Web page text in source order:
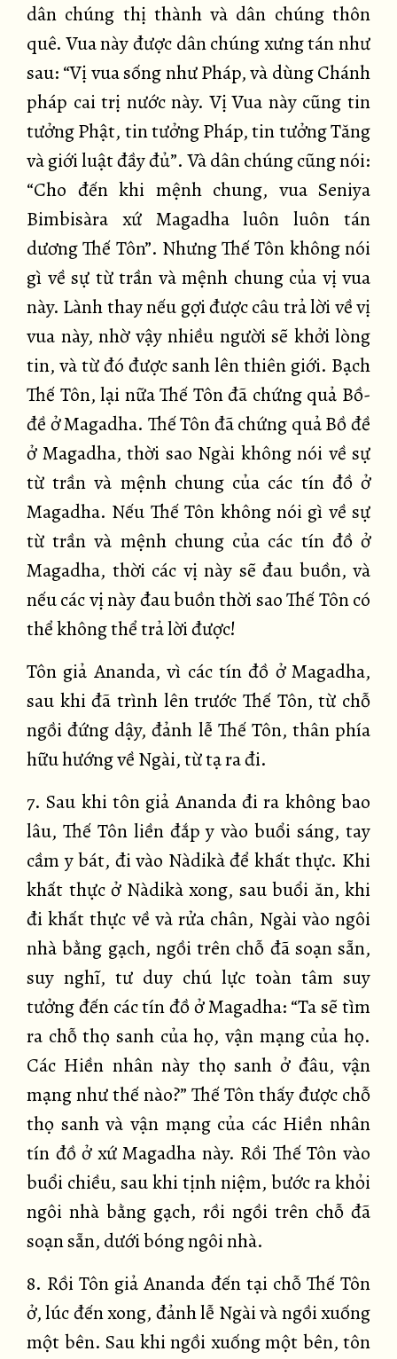
dân chúng thị thành và dân chúng thôn
quê. Vua này được dân chúng xưng tán như
sau: “Vị vua sống như Pháp, và dùng Chánh
pháp cai trị nước này. Vị Vua này cũng tin
tưởng Phật, tin tưởng Pháp, tin tưởng Tăng
và giới luật đầy đủ”. Và dân chúng cũng nói:
“Cho đến khi mệnh chung, vua Seniya
Bimbisàra xứ Magadha luôn luôn tán
dương Thế Tôn”. Nhưng Thế Tôn không nói
gì về sự từ trần và mệnh chung của vị vua
này. Lành thay nếu gợi được câu trả lời về vị
vua này, nhờ vậy nhiều người sẽ khởi lòng
tin, và từ đó được sanh lên thiên giới. Bạch
Thế Tôn, lại nữa Thế Tôn đã chứng quả Bồ-
đề ở Magadha. Thế Tôn đã chứng quả Bồ đề
ở Magadha, thời sao Ngài không nói về sự
từ trần và mệnh chung của các tín đồ ở
Magadha. Nếu Thế Tôn không nói gì về sự
từ trần và mệnh chung của các tín đồ ở
Magadha, thời các vị này sẽ đau buồn, và
nếu các vị này đau buồn thời sao Thế Tôn có
thể không thể trả lời được!
Tôn giả Ananda, vì các tín đồ ở Magadha,
sau khi đã trình lên trước Thế Tôn, từ chỗ
ngồi đứng dậy, đảnh lễ Thế Tôn, thân phía
hữu hướng về Ngài, từ tạ ra đi.
7. Sau khi tôn giả Ananda đi ra không bao
lâu, Thế Tôn liền đắp y vào buổi sáng, tay
cầm y bát, đi vào Nàdikà để khất thực. Khi
khất thực ở Nàdikà xong, sau buổi ăn, khi
đi khất thực về và rửa chân, Ngài vào ngôi
nhà bằng gạch, ngồi trên chỗ đã soạn sẵn,
suy nghĩ, tư duy chú lực toàn tâm suy
tưởng đến các tín đồ ở Magadha: “Ta sẽ tìm
ra chỗ thọ sanh của họ, vận mạng của họ.
Các Hiền nhân này thọ sanh ở đâu, vận
mạng như thế nào?” Thế Tôn thấy được chỗ
thọ sanh và vận mạng của các Hiền nhân
tín đồ ở xứ Magadha này. Rồi Thế Tôn vào
buổi chiều, sau khi tịnh niệm, bước ra khỏi
ngôi nhà bằng gạch, rồi ngồi trên chỗ đã
soạn sẵn, dưới bóng ngôi nhà.
8. Rồi Tôn giả Ananda đến tại chỗ Thế Tôn
ở, lúc đến xong, đảnh lễ Ngài và ngồi xuống
một bên. Sau khi ngồi xuống một bên, tôn